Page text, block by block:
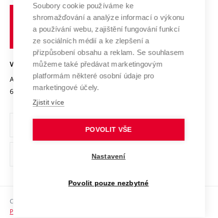
Výzkumné infrastruktury
Transfer znalostí
Open Science
Projekty
Projekty ze strukturálních fondů
Specifický výzkum
Spolupráce se školami
Služby univerzity
Mezinárodní dohody
Univerzitní sítě
Udržitelná univerzita
Podnikavá univerzita / ContriBUTe
Bezpečná univerzita
Vyznamenání
Organizační struktura
Ochrana osobních údajů
odkaz)
Sociální bezpečí
učení
technické
VYSOKÉ UČENÍ TECHNICKÉ V BRNĚ
Antonínská 548/1
602 00 Brno
www.vut.cz
vut@vutbr.cz
Copyright © 2026 VUT
Prohlášení o přístupnosti
Soubory cookie používáme ke
shromažďování a analýze informací o výkonu
a používání webu, zajištění fungování funkcí
ze sociálních médií a ke zlepšení a
přizpůsobení obsahu a reklam. Se souhlasem
můžeme také předávat marketingovým
platformám některé osobní údaje pro
marketingové účely.
Zjistit více
POVOLIT VŠE
Nastavení
Povolit pouze nezbytné